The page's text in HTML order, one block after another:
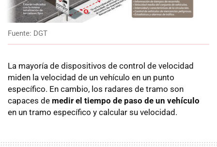
Fuente: DGT
La mayoría de dispositivos de control de velocidad
miden la velocidad de un vehículo en un punto
específico. En cambio, los radares de tramo son
capaces de medir el tiempo de paso de un vehículo
en un tramo específico y calcular su velocidad.